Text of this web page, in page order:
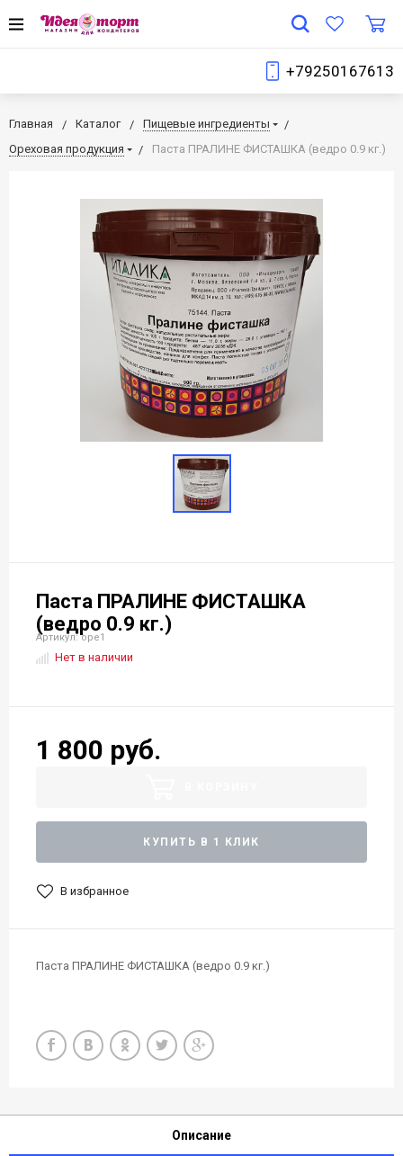
+79250167613
Главная Каталог
Пищевые ингредиенты
Ореховая продукция
Паста ПРАЛИНЕ ФИСТАШКА (ведро 0.9 кг.)
Паста ПРАЛИНЕ ФИСТАШКА
(ведро 0.9 кг.)
Артикул: оре1
Нет в наличии
1 800 руб.
КУПИТЬ В 1 КЛИК
В избранное
Паста ПРАЛИНЕ ФИСТАШКА (ведро 0.9 кг.)
Описание